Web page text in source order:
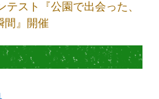
スト『公園で出会った、
間』開催